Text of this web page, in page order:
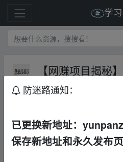
学
【网赚项目揭秘
实战课，每天5分
变现【揭秘】
【网赚项目揭秘】抖音
防迷路通知：
已更换新地址：
保存新地址和永久发布页